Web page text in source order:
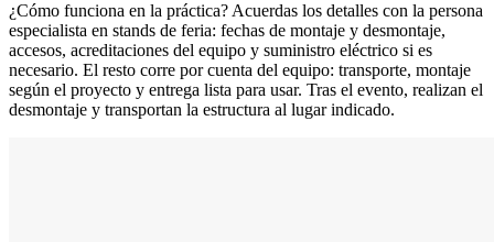
¿Cómo funciona en la práctica? Acuerdas los detalles con la persona
especialista en stands de feria: fechas de montaje y desmontaje,
accesos, acreditaciones del equipo y suministro eléctrico si es
necesario. El resto corre por cuenta del equipo: transporte, montaje
según el proyecto y entrega lista para usar. Tras el evento, realizan el
desmontaje y transportan la estructura al lugar indicado.